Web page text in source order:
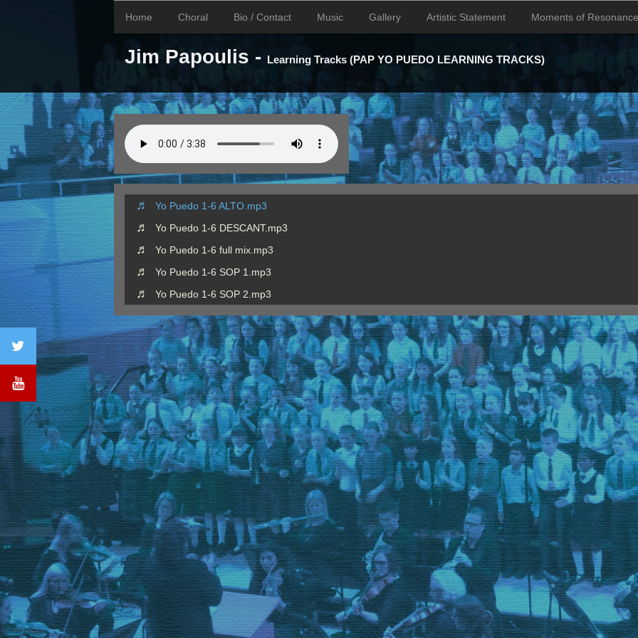
Home Choral Bio / Contact Music Gallery Artistic Statement Moments of Resonance
Jim Papoulis - Learning Tracks (PAP YO PUEDO LEARNING TRACKS)
Yo Puedo 1-6 ALTO.mp3
Yo Puedo 1-6 DESCANT.mp3
Yo Puedo 1-6 full mix.mp3
Yo Puedo 1-6 SOP 1.mp3
Yo Puedo 1-6 SOP 2.mp3